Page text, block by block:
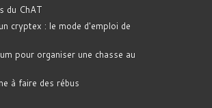
du ChAT
cryptex : le mode d'emploi de
pour organiser une chasse au
à faire des rébus